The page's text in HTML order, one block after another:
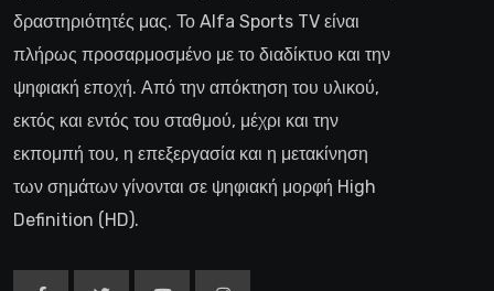
δραστηριότητές μας. Το Alfa Sports TV είναι
πλήρως προσαρμοσμένο με το διαδίκτυο και την
ψηφιακή εποχή. Από την απόκτηση του υλικού,
εκτός και εντός του σταθμού, μέχρι και την
εκπομπή του, η επεξεργασία και η μετακίνηση
των σημάτων γίνονται σε ψηφιακή μορφή High
Definition (HD).